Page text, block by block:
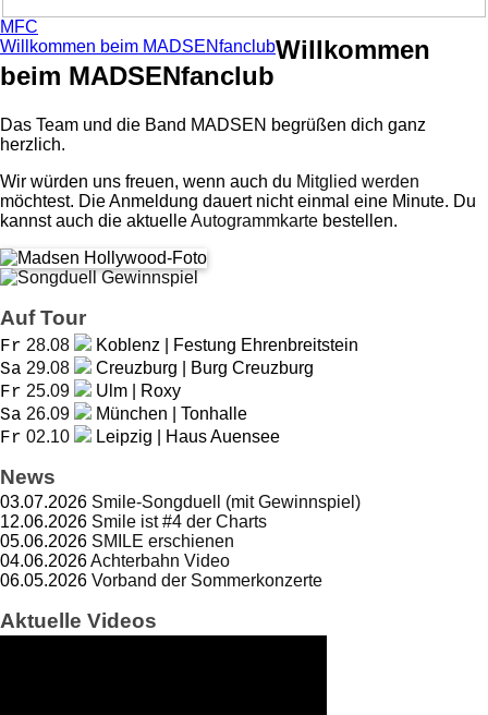
MFC
Willkommen beim MADSENfanclubWillkommen
beim MADSENfanclub
Das Team und die Band MADSEN begrüßen dich ganz
herzlich.
Wir würden uns freuen, wenn auch du Mitglied werden
möchtest. Die Anmeldung dauert nicht einmal eine Minute. Du
kannst auch die aktuelleAutogrammkarte bestellen.
Auf Tour
Fr 28.08 Koblenz | Festung Ehrenbreitstein
Sa 29.08 Creuzburg | Burg Creuzburg
Fr 25.09 Ulm | Roxy
Sa 26.09 München | Tonhalle
Fr 02.10 Leipzig | Haus Auensee
News
03.07.2026 Smile-Songduell (mit Gewinnspiel)
12.06.2026 Smile ist #4 der Charts
05.06.2026 SMILE erschienen
04.06.2026Achterbahn Video
06.05.2026 Vorband der Sommerkonzerte
Aktuelle Videos